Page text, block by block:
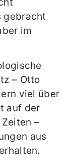
gebracht
im
– Otto
viel über
auf der
–
aus